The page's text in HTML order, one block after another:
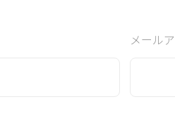
メール